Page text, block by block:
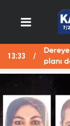
13:33
planı